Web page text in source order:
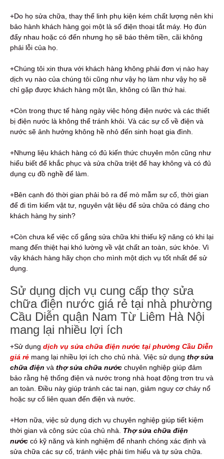
+Do họ sửa chữa, thay thế linh phụ kiện kém chất lượng nên khi
bảo hành khách hàng gọi một là số điện thoại tắt máy. Họ đùn
đẩy nhau hoặc có đến nhưng họ sẽ báo thêm tiền, cãi không
phải lỗi của họ.
+Chúng tôi xin thưa với khách hàng không phải đơn vị nào hay
dịch vụ nào của chúng tôi cũng như vậy họ làm như vậy họ sẽ
chỉ gặp được khách hàng một lần, không có lần thứ hai.
+Còn trong thực tế hàng ngày việc hỏng điện nước và các thiết
bị điện nước là không thể tránh khỏi. Và các sự cố về điện và
nước sẽ ảnh hưởng không hề nhỏ đến sinh hoạt gia đình.
+Nhưng liệu khách hàng có đủ kiến thức chuyên môn cũng như
hiểu biết để khắc phục và sửa chữa triệt để hay không và có đủ
dụng cụ đồ nghề để làm.
+Bên cạnh đó thời gian phải bỏ ra để mò mẫm sự cố, thời gian
để đi tìm kiếm vật tư, nguyên vật liệu để sửa chữa có đáng cho
khách hàng hy sinh?
+Còn chưa kể việc cố gắng sửa chữa khi thiếu kỹ năng có khi lại
mang đến thiệt hại khó lường về vật chất an toàn, sức khỏe. Vì
vậy khách hàng hãy chọn cho mình một dịch vụ tốt nhất để sử
dụng.
Sử dụng dịch vụ cung cấp thợ sửa
chữa điện nước giá rẻ tại nhà phường
Cầu Diễn quận Nam Từ Liêm Hà Nội
mang lại nhiều lợi ích
+Sử dụng dịch vụ sửa chữa điện nước tại phường Cầu Diễn
giá rẻ mang lại nhiều lợi ích cho chủ nhà. Việc sử dụng thợ sửa
chữa điện và thợ sửa chữa nước chuyên nghiệp giúp đảm
bảo rằng hệ thống điện và nước trong nhà hoạt động trơn tru và
an toàn. Điều này giúp tránh các tai nạn, giảm nguy cơ cháy nổ
hoặc sự cố liên quan đến điện và nước.
+Hơn nữa, việc sử dụng dịch vụ chuyên nghiệp giúp tiết kiệm
thời gian và công sức của chủ nhà. Thợ sửa chữa điện
nước có kỹ năng và kinh nghiệm để nhanh chóng xác định và
sửa chữa các sự cố, tránh việc phải tìm hiểu và tự sửa chữa.